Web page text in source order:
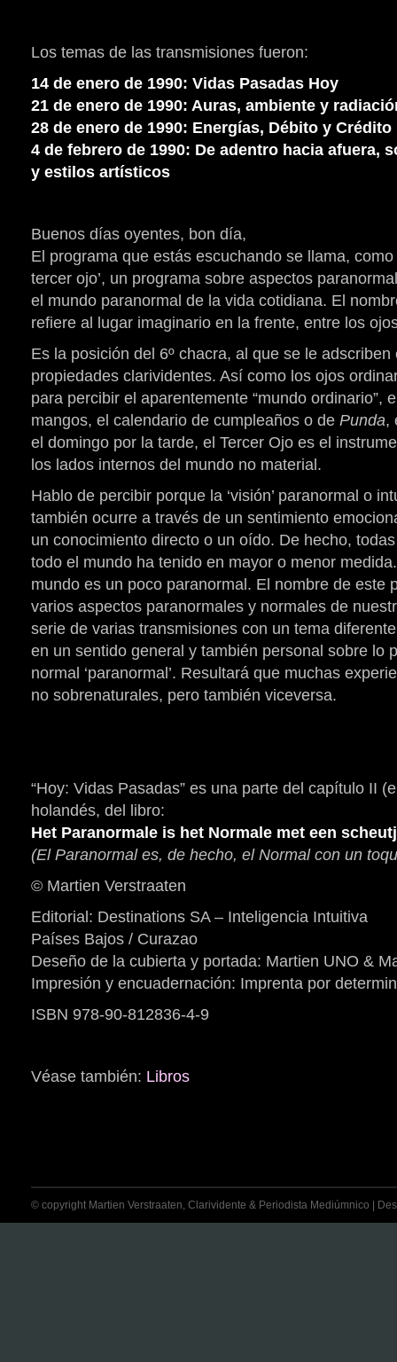
Los temas de las transmisiones fueron:
14 de enero de 1990: Vidas Pasadas Hoy
21 de enero de 1990: Auras, ambiente y
28 de enero de 1990: Energías, Débito y Crédito
4 de febrero de 1990: De adentro hacia afuera,
y estilos artísticos
Buenos días oyentes, bon día,
El programa que estás escuchando se llama, como
tercer ojo’, un programa sobre aspectos
el mundo paranormal de la vida cotidiana. El
refiere al lugar imaginario en la frente, entre los
Es la posición del 6º chacra, al que se le adscriben
propiedades clarividentes. Así como los ojos
para percibir el aparentemente “mundo ordinario”,
mangos, el calendario de cumpleaños o de Punda,
el domingo por la tarde, el Tercer Ojo es el
los lados internos del mundo no material.
Hablo de percibir porque la ‘visión’ paranormal o
también ocurre a través de un sentimiento
un conocimiento directo o un oído. De hecho,
todo el mundo ha tenido en mayor o menor
mundo es un poco paranormal. El nombre de este
varios aspectos paranormales y normales de
serie de varias transmisiones con un tema
en un sentido general y también personal sobre lo
normal ‘paranormal’. Resultará que muchas
no sobrenaturales, pero también viceversa.
“Hoy: Vidas Pasadas” es una parte del capítulo II
holandés, del libro:
Het Paranormale is het Normale met een
(El Paranormal es, de hecho, el Normal con un
© Martien Verstraaten
Editorial: Destinations SA – Inteligencia Intuitiva
Países Bajos / Curazao
Deseño de la cubierta y portada: Martien UNO &
Impresión y encuadernación: Imprenta por
ISBN 978-90-812836-4-9
Véase también: Libros
© copyright Martien Verstraaten, Clarividente & Periodista Mediúmnico |